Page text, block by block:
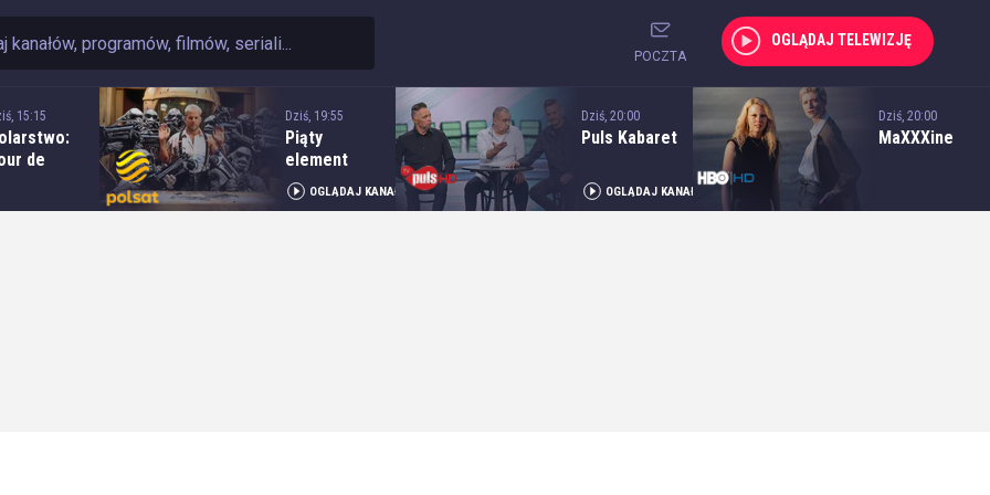
POCZTA
OGLĄDAJ TELEWIZJĘ
15:15
de
Dziś, 19:55
Piąty
element
OGLĄDAJ KANAŁ
Dziś, 20:00
Puls Kabaret
OGLĄDAJ KANAŁ
Dziś, 20:00
MaXXXine